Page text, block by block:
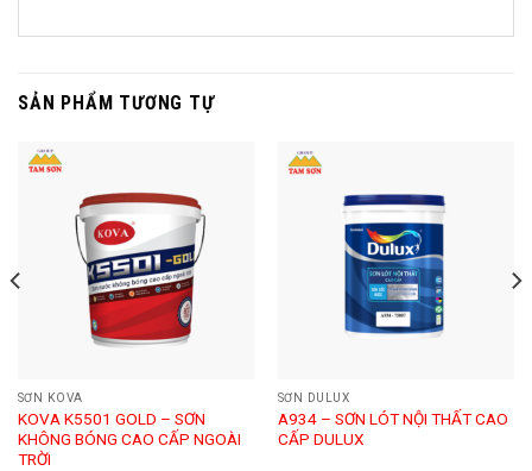
SẢN PHẨM TƯƠNG TỰ
SƠN KOVA
KOVA K5501 GOLD – SƠN
KHÔNG BÓNG CAO CẤP NGOÀI
TRỜI
SƠN DULUX
A934 – SƠN LÓT NỘI THẤT CAO
CẤP DULUX